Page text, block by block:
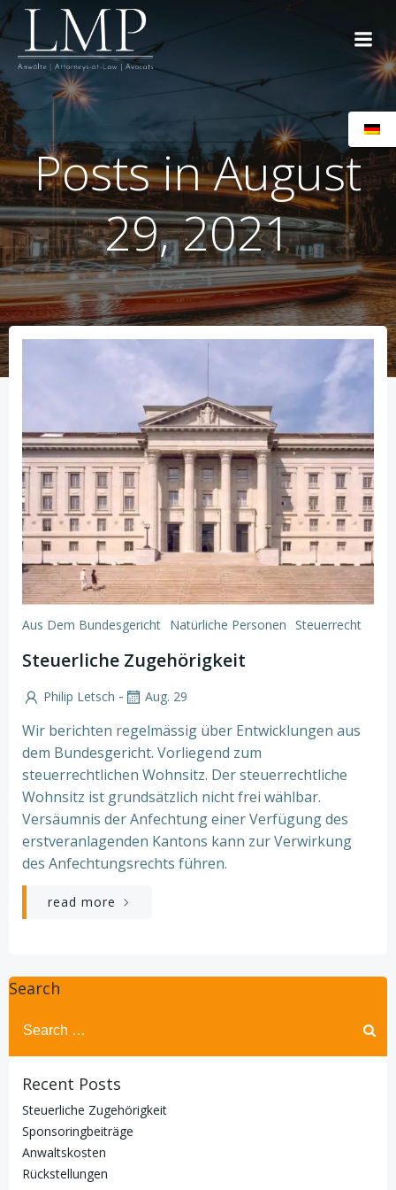
Posts in August
29, 2021
Aus Dem Bundesgericht Natürliche Personen Steuerrecht
Steuerliche Zugehörigkeit
Philip Letsch - Aug. 29
Wir berichten regelmässig über Entwicklungen aus
dem Bundesgericht. Vorliegend zum
steuerrechtlichen Wohnsitz. Der steuerrechtliche
Wohnsitz ist grundsätzlich nicht frei wählbar.
Versäumnis der Anfechtung einer Verfügung des
erstveranlagenden Kantons kann zur Verwirkung
des Anfechtungsrechts führen.
read more
Search
for:
Recent Posts
Steuerliche Zugehörigkeit
Sponsoringbeiträge
Anwaltskosten
Rückstellungen